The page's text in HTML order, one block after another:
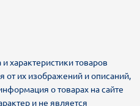
характеристики товаров
от их изображений и описаний,
о товарах на сайте
и не является